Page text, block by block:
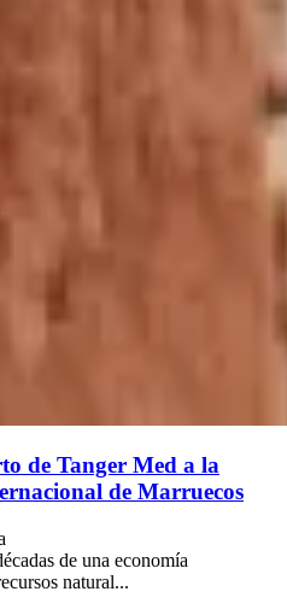
de Tanger Med a la
de Marruecos
de una economía
natural...